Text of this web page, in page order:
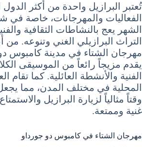
تُعتبر البرازيل واحدة من أكثر الدول
الفعاليات والمهرجانات، خاصة في
الشهر يعج بالنشاطات الثقافية
التراث البرازيلي الغني وتنوعه. من
مهرجان الشتاء في مدينة كامبوس
يقدم مزيجاً رائعاً من الموسيقى
الفنية والأنشطة العائلية. كما تقام
المحلية في مختلف المدن، مما
وقتاً مثالياً لزيارة البرازيل
غنية وممتعة.
مهرجان الشتاء في كامبوس دو جورداو